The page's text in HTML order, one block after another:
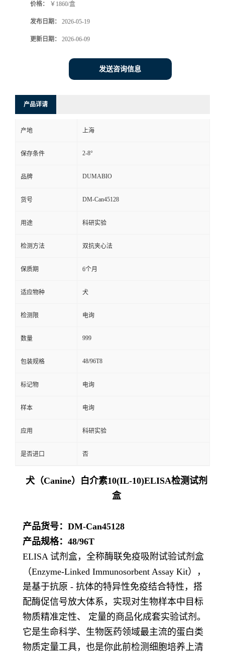
方
言
价格： ￥1860/盒
发布日期： 2026-05-19
更新日期： 2026-06-09
发送咨询信息
产品详请
产地 上海
保存条件 2-8°
品牌 DUMABIO
货号 DM-Can45128
用途 科研实验
检测方法 双抗夹心法
保质期 6个月
适应物种 犬
检测限 电询
数量 999
包装规格 48/96T8
标记物 电询
样本 电询
应用 科研实验
是否进口 否
犬（Canine）白介素10(IL-10)ELISA检测试剂
盒
产品货号：DM-Can45128
产品规格：48/96T
ELISA 试剂盒，全称酶联免疫吸附试验试剂盒
（Enzyme-Linked Immunosorbent Assay Kit），
是基于抗原 - 抗体的特异性免疫结合特性，搭
配酶促信号放大体系，实现对生物样本中目标
物质精准定性、 定量的商品化成套实验试剂。
它是生命科学、生物医药领域最主流的蛋白类
物质定量工具，也是你此前检测细胞培养上清